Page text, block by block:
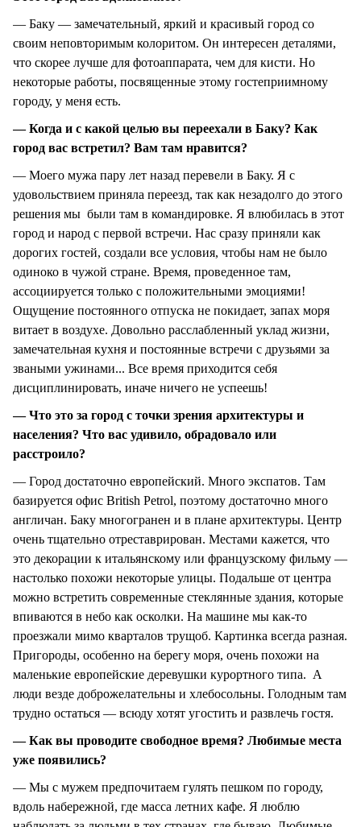
— Баку — замечательный, яркий и красивый город со
своим неповторимым колоритом. Он интересен деталями,
что скорее лучше для фотоаппарата, чем для кисти. Но
некоторые работы, посвященные этому гостеприимному
городу, у меня есть.
— Когда и с какой целью вы переехали в Баку? Как
город вас встретил? Вам там нравится?
— Моего мужа пару лет назад перевели в Баку. Я с
удовольствием приняла переезд, так как незадолго до этого
решения мы были там в командировке. Я влюбилась в этот
город и народ с первой встречи. Нас сразу приняли как
дорогих гостей, создали все условия, чтобы нам не было
одиноко в чужой стране. Время, проведенное там,
ассоциируется только с положительными эмоциями!
Ощущение постоянного отпуска не покидает, запах моря
витает в воздухе. Довольно расслабленный уклад жизни,
замечательная кухня и постоянные встречи с друзьями за
зваными ужинами... Все время приходится себя
дисциплинировать, иначе ничего не успеешь!
— Что это за город с точки зрения архитектуры и
населения? Что вас удивило, обрадовало или
расстроило?
— Город достаточно европейский. Много экспатов. Там
базируется офис British Petrol, поэтому достаточно много
англичан. Баку многогранен и в плане архитектуры. Центр
очень тщательно отреставрирован. Местами кажется, что
это декорации к итальянскому или французскому фильму —
настолько похожи некоторые улицы. Подальше от центра
можно встретить современные стеклянные здания, которые
впиваются в небо как осколки. На машине мы как-то
проезжали мимо кварталов трущоб. Картинка всегда разная.
Пригороды, особенно на берегу моря, очень похожи на
маленькие европейские деревушки курортного типа. А
люди везде доброжелательны и хлебосольны. Голодным там
трудно остаться — всюду хотят угостить и развлечь гостя.
— Как вы проводите свободное время? Любимые места
уже появились?
— Мы с мужем предпочитаем гулять пешком по городу,
вдоль набережной, где масса летних кафе. Я люблю